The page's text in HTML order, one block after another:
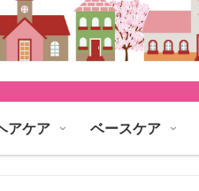
アケア ベースケア